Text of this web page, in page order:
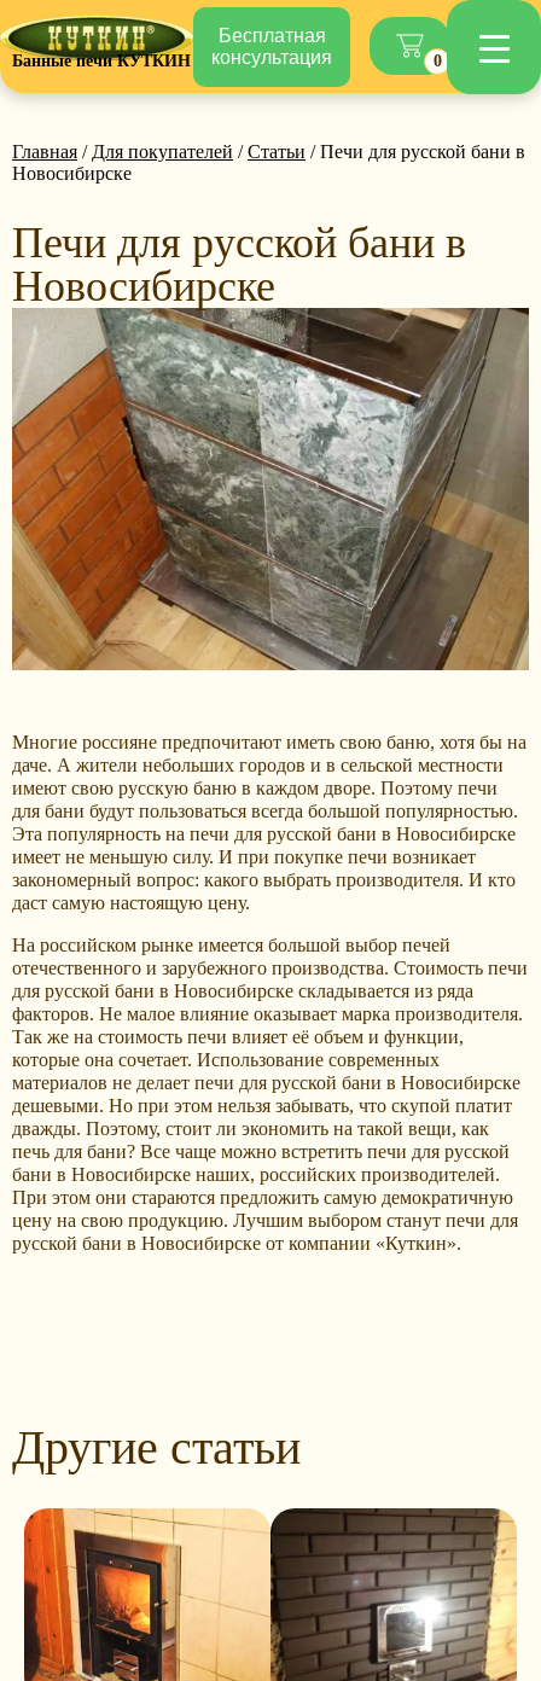
Банные печи КУТКИН
Бесплатная
консультация
0
Главная / Для покупателей /Статьи / Печи для русской бани в
Новосибирске
Печи для русской бани в
Новосибирске
Многие россияне предпочитают иметь свою баню, хотя бы на
даче. А жители небольших городов и в сельской местности
имеют свою русскую баню в каждом дворе. Поэтому печи
для бани будут пользоваться всегда большой популярностью.
Эта популярность на печи для русской бани в Новосибирске
имеет не меньшую силу. И при покупке печи возникает
закономерный вопрос: какого выбрать производителя. И кто
даст самую настоящую цену.
На российском рынке имеется большой выбор печей
отечественного и зарубежного производства. Стоимость печи
для русской бани в Новосибирске складывается из ряда
факторов. Не малое влияние оказывает марка производителя.
Так же на стоимость печи влияет её объем и функции,
которые она сочетает. Использование современных
материалов не делает печи для русской бани в Новосибирске
дешевыми. Но при этом нельзя забывать, что скупой платит
дважды. Поэтому, стоит ли экономить на такой вещи, как
печь для бани? Все чаще можно встретить печи для русской
бани в Новосибирске наших, российских производителей.
При этом они стараются предложить самую демократичную
цену на свою продукцию. Лучшим выбором станут печи для
русской бани в Новосибирске от компании «Куткин».
Другие статьи